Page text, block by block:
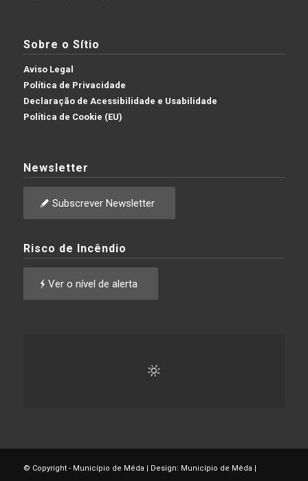
Sobre o Sítio
Aviso Legal
Política de Privacidade
Declaração de Acessibilidade e Usabilidade
Política de Cookie (EU)
Newsletter
Subscrever Newsletter
Risco de Incêndio
Ver o nível de alerta
© Copyright - Município de Mêda | Design: Município de Mêda |